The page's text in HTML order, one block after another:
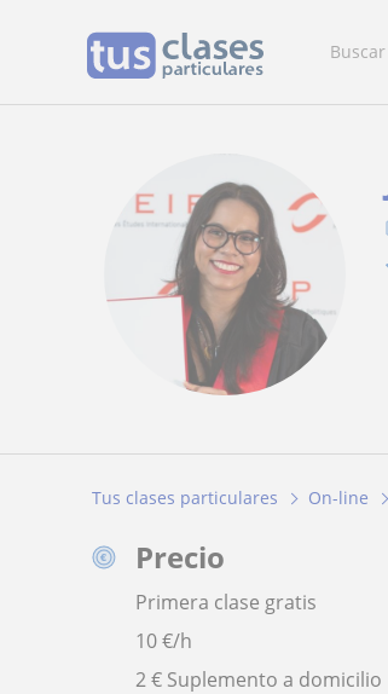
Buscar
Tus clases particulares On-line
Precio
Primera clase gratis
10€/h
2 € Suplemento a domicilio